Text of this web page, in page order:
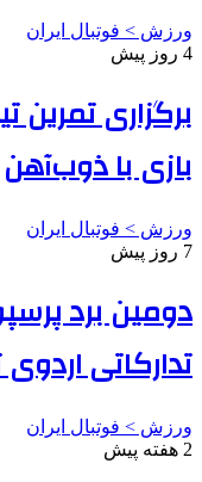
ورزش > فوتبال ایران
4 روز پیش
برگزاری تمرین
بازی با ذوب‌آهن
ورزش > فوتبال ایران
7 روز پیش
دومین برد
تدارکاتی
ورزش > فوتبال ایران
2 هفته پیش